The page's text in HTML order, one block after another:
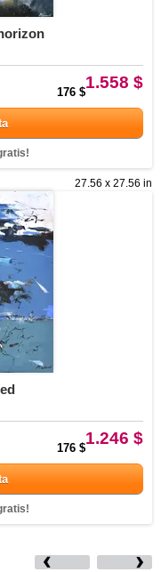
1.558 $
176 $
27.56 x 27.56 in
1.246 $
176 $